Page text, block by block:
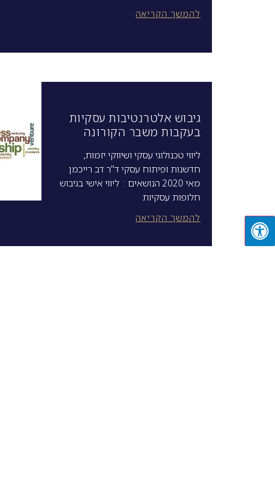
להמשך הקריאה
גיבוש אלטרנטיבות עסקיות
בעקבות משבר הקורונה
ליווי טכנולוגי עסקי ושיווקי יזמות,
חדשנות ופיתוח עסקי ד"ר דב רייכמן
מאי 2020 הנושאים : ליווי אישי בגיבוש
חלופות עסקיות
להמשך הקריאה